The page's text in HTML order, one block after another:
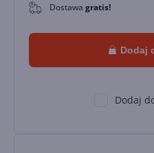
0 Dostawa gratis!
Dodaj
Dodaj